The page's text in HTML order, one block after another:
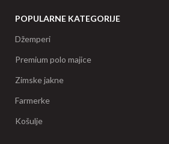
POPULARNE KATEGORIJE
Džemperi
Premium polo majice
Zimske jakne
Farmerke
Košulje